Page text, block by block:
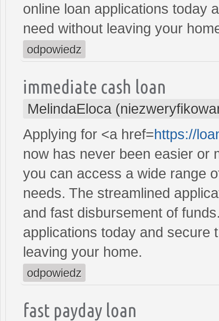
online loan applications today
need without leaving your
odpowiedz
immediate cash loan
MelindaEloca
Applying for <a href=https://
now has never been easier or
you can access a wide range
needs. The streamlined
and fast disbursement of
applications today and secure
leaving your home.
odpowiedz
fast payday loan